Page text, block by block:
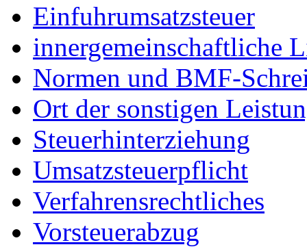
Einfuhrumsatzsteuer
innergemeinschaftliche
Normen und BMF-
Ort der sonstigen
Steuerhinterziehung
Umsatzsteuerpflicht
Verfahrensrechtliches
Vorsteuerabzug